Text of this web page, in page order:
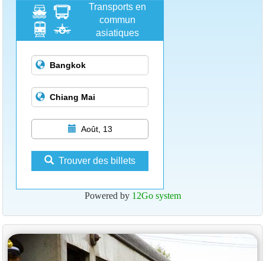
Transports en
commun
asiatiques
Août, 13
Trouver des billets
Powered by 12Go system